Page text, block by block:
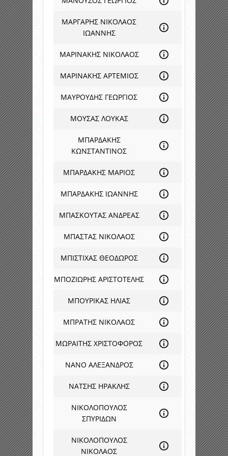
ΜΑΡΓΑΡΗΣ ΝΙΚΟΛΑΟΣ
ΙΩΑΝΝΗΣ
ΜΑΡΙΝΑΚΗΣ ΝΙΚΟΛΑΟΣ
ΜΑΡΙΝΑΚΗΣ ΑΡΤΕΜΙΟΣ
ΜΑΥΡΟΥΔΗΣ ΓΕΩΡΓΙΟΣ
ΜΟΥΣΑΣ ΛΟΥΚΑΣ
ΜΠΑΡΔΑΚΗΣ
ΚΩΝΣΤΑΝΤΙΝΟΣ
ΜΠΑΡΔΑΚΗΣ ΜΑΡΙΟΣ
ΜΠΑΡΔΑΚΗΣ ΙΩΑΝΝΗΣ
ΜΠΑΣΚΟΥΤΑΣ ΑΝΔΡΕΑΣ
ΜΠΑΣΤΑΣ ΝΙΚΟΛΑΟΣ
ΜΠΙΣΤΙΧΑΣ ΘΕΟΔΩΡΟΣ
ΜΠΟΖΙΩΡΗΣ ΑΡΙΣΤΟΤΕΛΗΣ
ΜΠΟΥΡΙΚΑΣ ΗΛΙΑΣ
ΜΠΡΑΤΗΣ ΝΙΚΟΛΑΟΣ
ΜΩΡΑΙΤΗΣ ΧΡΙΣΤΟΦΟΡΟΣ
ΝΑΝΟ ΑΛΕΞΑΝΔΡΟΣ
ΝΑΤΣΗΣ ΗΡΑΚΛΗΣ
ΝΙΚΟΛΟΠΟΥΛΟΣ
ΣΠΥΡΙΔΩΝ
ΝΙΚΟΛΟΠΟΥΛΟΣ
ΝΙΚΟΛΑΟΣ